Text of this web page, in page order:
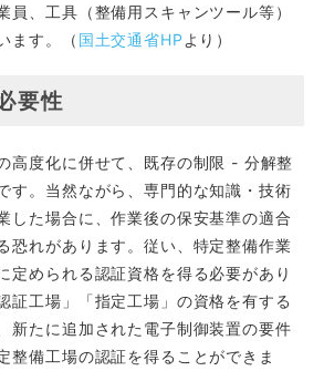
員、工具（整備用スキャンツール等）
ます。（ 国土交通省HP より）
要性
高度化に併せて、既存の制限 - 分解整
す。当然ながら、専門的な知識・技術
した場合に、作業後の保安基準の適合
恐れがあります。従い、特定整備作業
定められる認証資格を得る必要があり
証工場」「指定工場」の資格を有する
新たに追加された電子制御装置の要件
整備工場の認証を得ることができま